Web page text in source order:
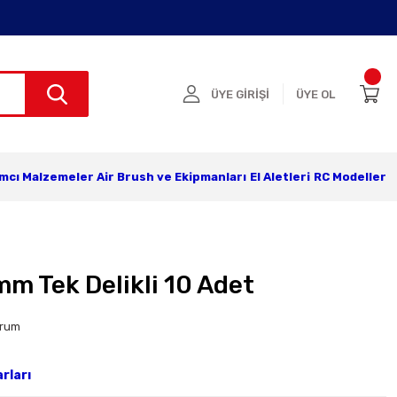
ÜYE GİRİŞİ ÜYE OL
Malzemeler Air Brush ve Ekipmanları El Aletleri RC Modeller
Tek Delikli 10 Adet